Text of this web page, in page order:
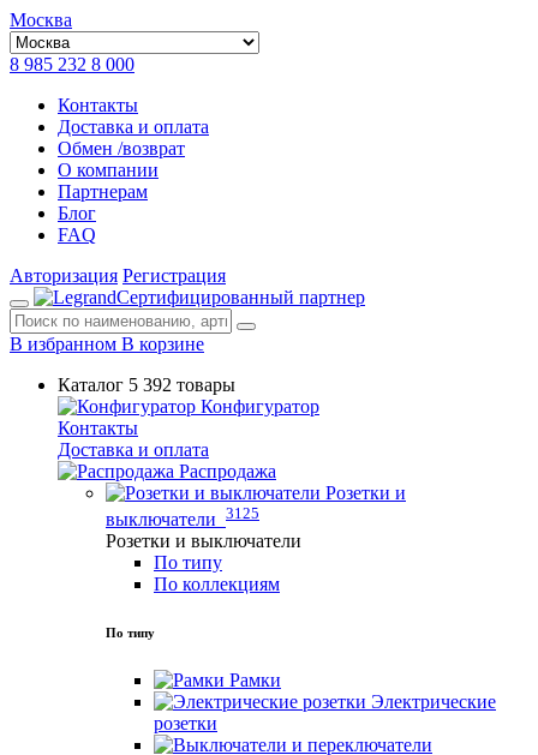
Москва
8 985 232 8 000
Контакты
Доставка и оплата
Обмен /возврат
О компании
Партнерам
Блог
FAQ
Авторизация Регистрация
Сертифицированный партнер
В избранном В корзине
Каталог 5 392 товары
Конфигуратор
Контакты
Доставка и оплата
Распродажа
Розетки и
выключатели 3125
Розетки и выключатели
По типу
По коллекциям
По типу
Рамки
Электрические
розетки